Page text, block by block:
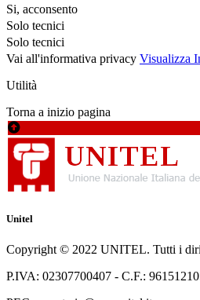
Si, acconsento
Solo tecnici
Solo tecnici
Vai all'informativa privacy Visualizza
Utilità
Torna a inizio pagina
Unitel
Copyright © 2022 UNITEL. Tutti i
P.IVA: 02307700407 - C.F.: